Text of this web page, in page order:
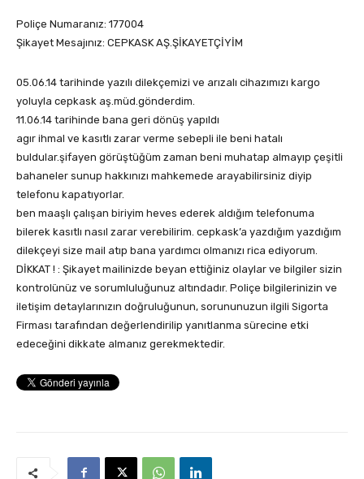
Poliçe Numaranız: 177004
Şikayet Mesajınız: CEPKASK AŞ.ŞİKAYETÇİYİM
05.06.14 tarihinde yazılı dilekçemizi ve arızalı cihazımızı kargo
yoluyla cepkask aş.müd.gönderdim.
11.06.14 tarihinde bana geri dönüş yapıldı
agır ihmal ve kasıtlı zarar verme sebepli ile beni hatalı
buldular.şifayen görüştüğüm zaman beni muhatap almayıp çeşitli
bahaneler sunup hakkınızı mahkemede arayabilirsiniz diyip
telefonu kapatıyorlar.
ben maaşlı çalışan biriyim heves ederek aldığım telefonuma
bilerek kasıtlı nasıl zarar verebilirim. cepkask’a yazdığım yazdığım
dilekçeyi size mail atıp bana yardımcı olmanızı rica ediyorum.
DİKKAT ! : Şikayet mailinizde beyan ettiğiniz olaylar ve bilgiler sizin
kontrolünüz ve sorumluluğunuz altındadır. Poliçe bilgilerinizin ve
iletişim detaylarınızın doğruluğunun, sorununuzun ilgili Sigorta
Firması tarafından değerlendirilip yanıtlanma sürecine etki
edeceğini dikkate almanız gerekmektedir.